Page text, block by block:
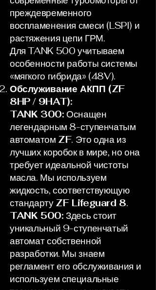
преждевременного
воспламенения смеси (LSPI) и
растяжения цепи ГРМ.
Для TANK 500 учитываем
особенности работы системы
«мягкого гибрида» (48V).
Обслуживание АКПП (ZF
8HP / 9HAT):
TANK 300: Оснащен
легендарным 8-ступенчатым
автоматом ZF. Это одна из
лучших коробок в мире, но она
требует идеальной чистоты
масла. Мы используем
жидкость, соответствующую
стандарту ZF Lifeguard 8.
TANK 500: Здесь стоит
уникальный 9-ступенчатый
автомат собственной
разработки. Мы знаем
регламент его обслуживания и
используем специальные